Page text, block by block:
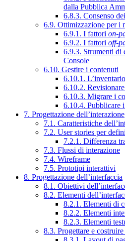
dalla Pubblica
6.8.3. Consenso
6.9. Ottimizzazione per i
6.9.1. I fattori on-
6.9.2. I fattori off-
6.9.3. Strumenti di
Console
6.10. Gestire i contenuti
6.10.1.
6.10.2.
6.10.3. Migrare i
6.10.4. Pubblicare
7. Progettazione dell’interazione
7.1. Caratteristiche
7.2. User stories per
7.2.1. Differenza
7.3. Flussi di interazione
7.4. Wireframe
7.5. Prototipi interattivi
8. Progettazione dell’interfaccia
8.1. Obiettivi
8.2. Elementi
8.2.1. Elementi di
8.2.2. Elementi
8.2.3. Elementi
8.3. Progettare e